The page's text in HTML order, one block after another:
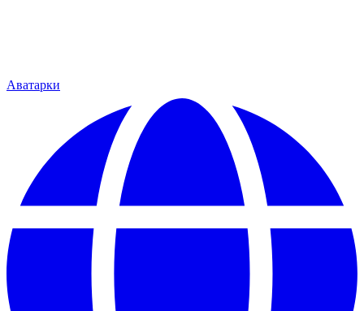
Аватарки